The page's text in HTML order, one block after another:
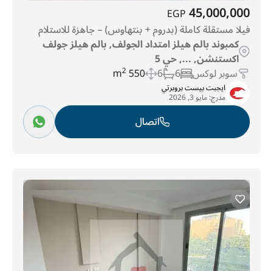
45,000,000
EGP
فيلا مستقلة كاملة (بدروم + بنتهاوس) – جاهزة للاستلام
كمبوند بالم هيلز امتداد الجولف, بالم هيلز جولف
اكستنشن, ..., حي 5
سوبر لوكس 6
6
550 m
2
ايجبت بيست بروبرتي
مدرج:مايو 3, 2026
اتصال